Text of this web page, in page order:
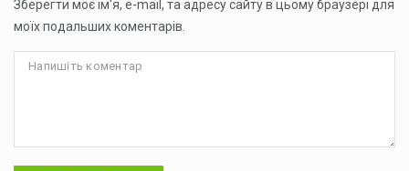
Зберегти моє ім'я, e-mail, та адресу сайту в цьому браузері для
моїх подальших коментарів.